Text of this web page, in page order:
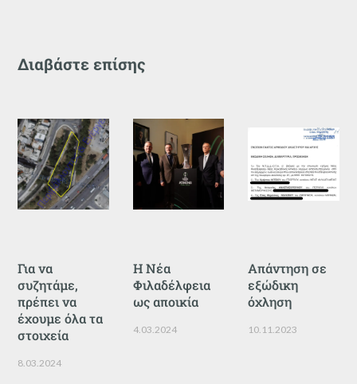
Διαβάστε επίσης
Για να
συζητάμε,
πρέπει να
έχουμε όλα τα
στοιχεία
8.03.2024
Η Νέα
Φιλαδέλφεια
ως αποικία
4.03.2024
Απάντηση σε
εξώδικη
όχληση
10.11.2023